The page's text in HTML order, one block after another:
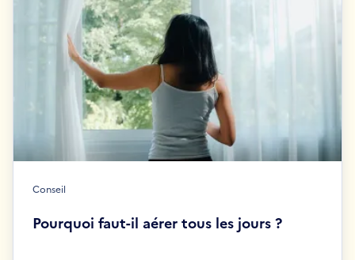
Conseil
Pourquoi faut-il aérer tous les jours ?